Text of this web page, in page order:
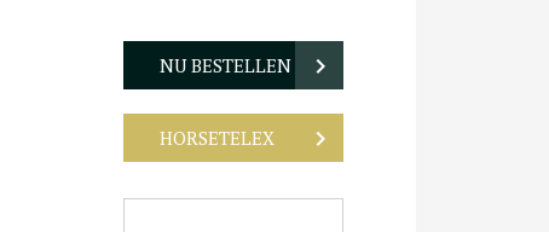
NU BESTELLEN
HORSETELEX